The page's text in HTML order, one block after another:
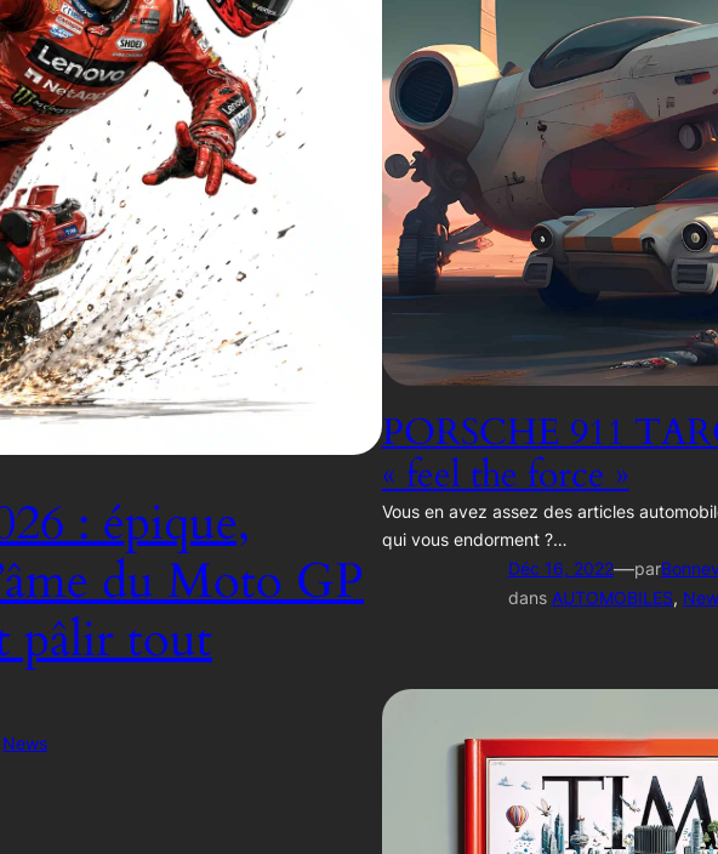
: épique,
du Moto GP
pâlir tout
News
PORSCHE 911
« feel the force »
Vous en avez assez des articles
qui vous endorment ?…
Déc 16, 2022—par
dans AUTOMOBILES,